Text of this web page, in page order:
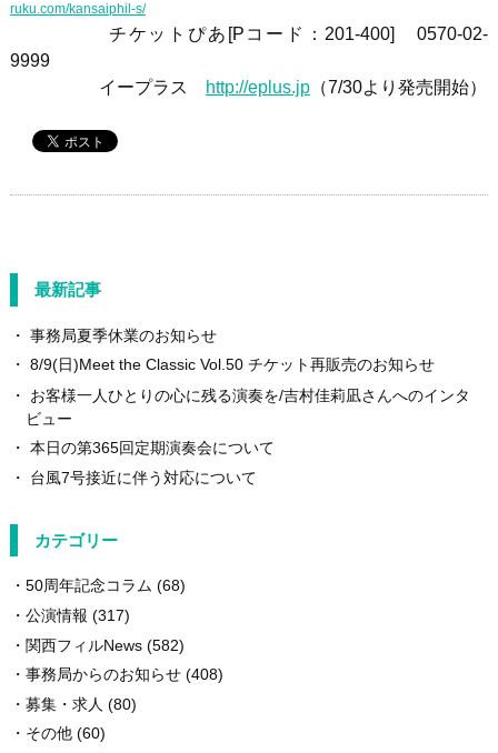
ruku.com/kansaiphil-s/
チケットぴあ[Pコード：201-400] 0570-02-
9999
イープラス
http://eplus.jp（7/30より発売開始）
最新記事
事務局夏季休業のお知らせ
8/9(日)Meet the Classic Vol.50 チケット再販売のお知らせ
お客様一人ひとりの心に残る演奏を/吉村佳莉凪さんへのインタ
ビュー
本日の第365回定期演奏会について
台風7号接近に伴う対応について
カテゴリー
50周年記念コラム (68)
公演情報 (317)
関西フィルNews(582)
事務局からのお知らせ(408)
募集・求人 (80)
その他(60)